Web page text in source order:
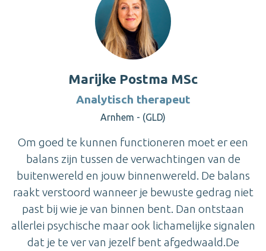
Marijke Postma MSc
Analytisch therapeut
Arnhem - (GLD)
Om goed te kunnen functioneren moet er een
balans zijn tussen de verwachtingen van de
buitenwereld en jouw binnenwereld. De balans
raakt verstoord wanneer je bewuste gedrag niet
past bij wie je van binnen bent. Dan ontstaan
allerlei psychische maar ook lichamelijke signalen
dat je te ver van jezelf bent afgedwaald.De